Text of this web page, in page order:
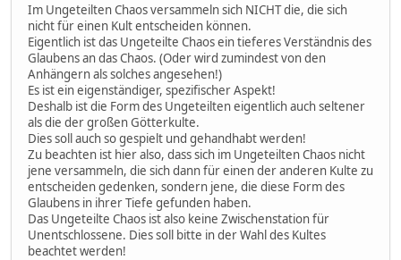
Im Ungeteilten Chaos versammeln sich NICHT die, die sich
nicht für einen Kult entscheiden können.
Eigentlich ist das Ungeteilte Chaos ein tieferes Verständnis des
Glaubens an das Chaos. (Oder wird zumindest von den
Anhängern als solches angesehen!)
Es ist ein eigenständiger, spezifischer Aspekt!
Deshalb ist die Form des Ungeteilten eigentlich auch seltener
als die der großen Götterkulte.
Dies soll auch so gespielt und gehandhabt werden!
Zu beachten ist hier also, dass sich im Ungeteilten Chaos nicht
jene versammeln, die sich dann für einen der anderen Kulte zu
entscheiden gedenken, sondern jene, die diese Form des
Glaubens in ihrer Tiefe gefunden haben.
Das Ungeteilte Chaos ist also keine Zwischenstation für
Unentschlossene. Dies soll bitte in der Wahl des Kultes
beachtet werden!